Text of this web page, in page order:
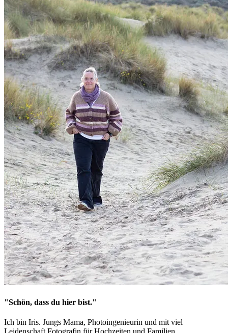
"Schön, dass du hier bist."
Ich bin Iris. Jungs Mama, Photoingenieurin und mit viel